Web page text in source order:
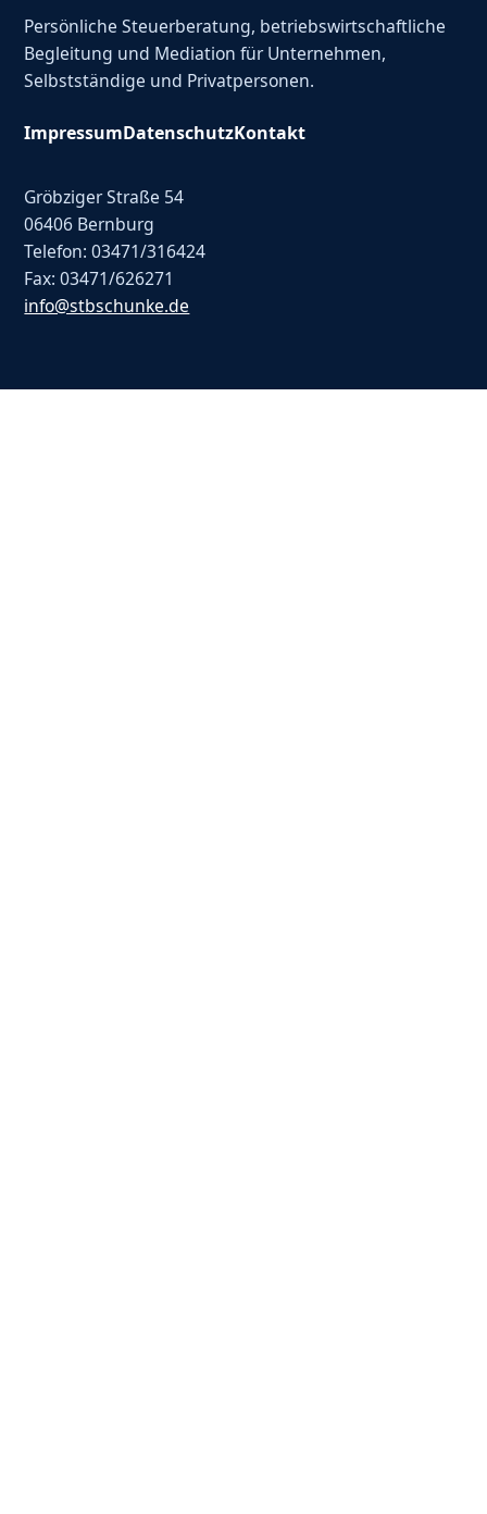
Persönliche Steuerberatung, betriebswirtschaftliche
Begleitung und Mediation für Unternehmen,
Selbstständige und Privatpersonen.
ImpressumDatenschutzKontakt
Gröbziger Straße 54
06406 Bernburg
Telefon: 03471/316424
Fax: 03471/626271
info@stbschunke.de